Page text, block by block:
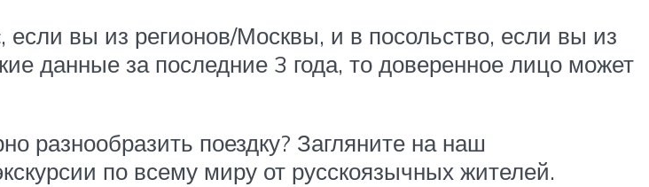
вы из регионов/Москвы, и в посольство, если вы из
данные за последние 3 года, то доверенное лицо может
разнообразить поездку? Загляните на наш
по всему миру от русскоязычных жителей.